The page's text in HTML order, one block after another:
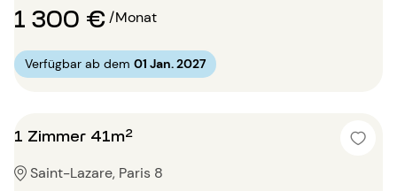
1 300 €/Monat
Verfügbar ab dem 01 Jan. 2027
1 Zimmer 41m²
Saint-Lazare, Paris 8